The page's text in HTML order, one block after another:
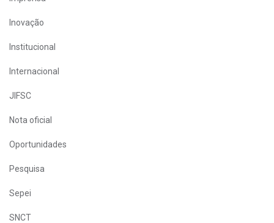
Inovação
Institucional
Internacional
JIFSC
Nota oficial
Oportunidades
Pesquisa
Sepei
SNCT